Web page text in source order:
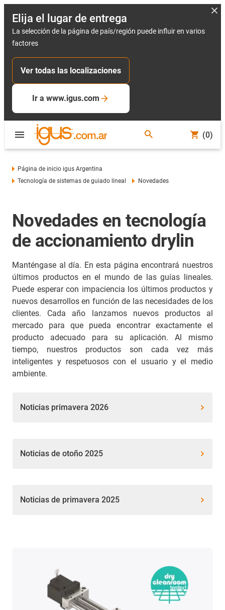
Elija el lugar de entrega
La selección de la página de país/región puede influir en varios
factores
Ver todas las localizaciones
Ir a www.igus.com
(0)
Página de inicio igus Argentina
Tecnología de sistemas de guiado lineal
Novedades
Novedades en tecnología
de accionamiento drylin
Manténgase al día. En esta página encontrará nuestros
últimos productos en el mundo de las guías lineales.
Puede esperar con impaciencia los últimos productos y
nuevos desarrollos en función de las necesidades de los
clientes. Cada año lanzamos nuevos productos al
mercado para que pueda encontrar exactamente el
producto adecuado para su aplicación. Al mismo
tiempo, nuestros productos son cada vez más
inteligentes y respetuosos con el usuario y el medio
ambiente.
Noticias primavera 2026
Noticias de otoño 2025
Noticias de primavera 2025